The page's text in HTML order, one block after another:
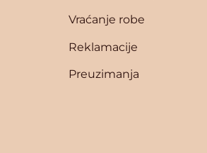
Vraćanje robe
Reklamacije
Preuzimanja